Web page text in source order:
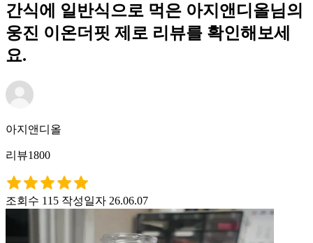
간식에 일반식으로 먹은 아지앤디올님의
웅진 이온더핏 제로 리뷰를 확인해보세
요.
아지앤디올
리뷰1800
조회수 115 작성일자 26.06.07